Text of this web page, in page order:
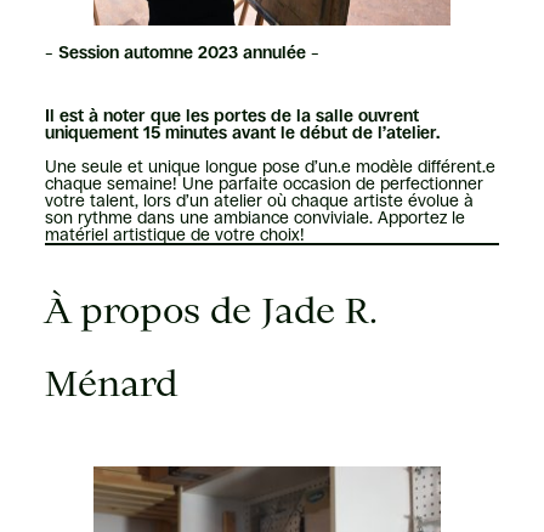
– Session automne 2023 annulée–
Il est à noter que les portes de la salle ouvrent
uniquement 15 minutes avant le début de l’atelier.
Une seule et unique longue pose d’un.e modèle différent.e
chaque semaine! Une parfaite occasion de perfectionner
votre talent, lors d’un atelier où chaque artiste évolue à
son rythme dans une ambiance conviviale. Apportez le
matériel artistique de votre choix!
À propos de Jade R.
Ménard